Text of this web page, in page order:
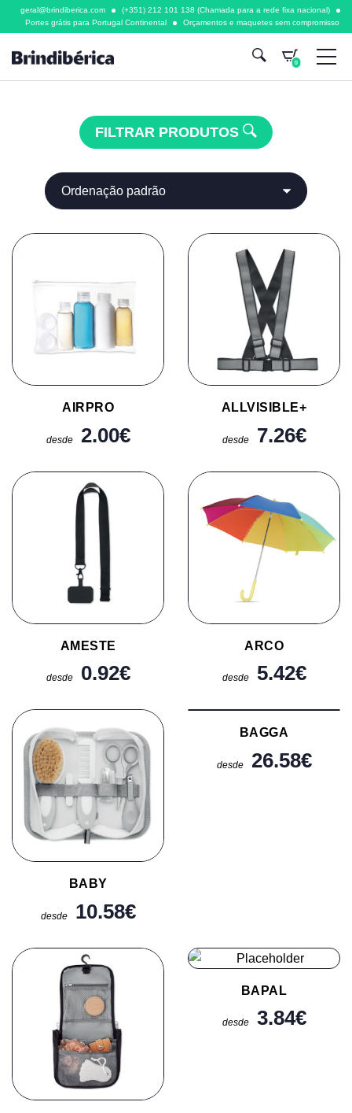
geral@brindiberica.com
(+351) 212 101 138 (Chamada para a rede fixa nacional)
Portes grátis para Portugal Continental
Orçamentos e maquetes sem compromisso
0
FILTRAR PRODUTOS
AIRPRO
desde 2.00€
ALLVISIBLE+
desde 7.26€
AMESTE
desde 0.92€
ARCO
desde 5.42€
BABY
desde 10.58€
BAGGA
desde 26.58€
BAPAL
desde 3.84€